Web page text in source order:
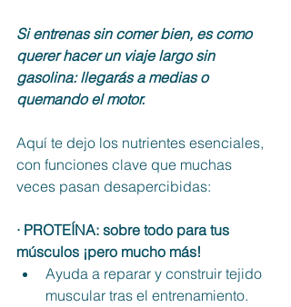
Si entrenas sin comer bien, es como
querer hacer un viaje largo sin
gasolina: llegarás a medias o
quemando el motor.
Aquí te dejo los nutrientes esenciales,
con funciones clave que muchas
veces pasan desapercibidas:
· PROTEÍNA: sobre todo para tus
músculos ¡pero mucho más!
Ayuda a reparar y construir tejido
muscular tras el entrenamiento.